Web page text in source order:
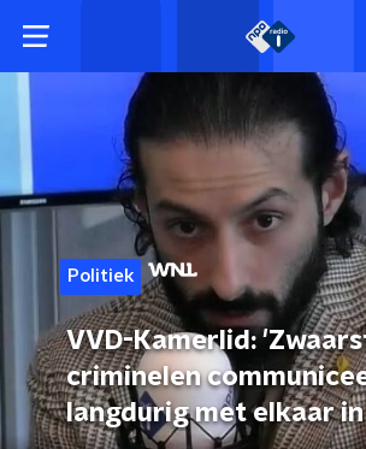
Politiek
VVD-Kamerlid:
criminelen
langdurig met elkaar in